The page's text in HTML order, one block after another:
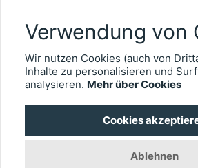
Was ist EYEFOX – Ihre
Kontakt
© 2026 EYEFOX UG
Verwendung von
Wir nutzen Cookies (auch von
Inhalte zu personalisieren und
analysieren. Mehr über Cookies
Cookies
Ablehnen